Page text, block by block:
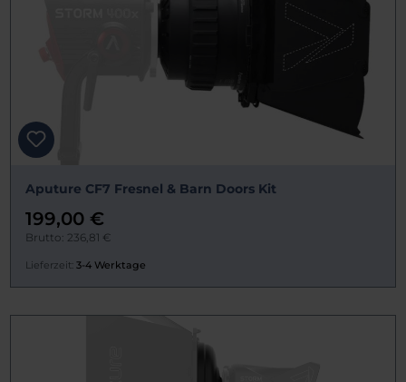
Aputure CF7 Fresnel & Barn Doors Kit
199,00 €
Brutto: 236,81 €
Lieferzeit: 3-4 Werktage